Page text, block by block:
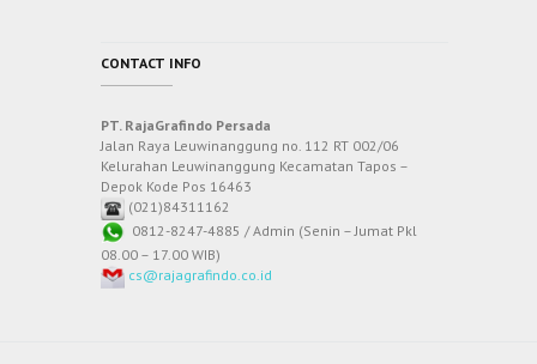
CONTACT INFO
PT. RajaGrafindo Persada
Jalan Raya Leuwinanggung no. 112 RT 002/06
Kelurahan Leuwinanggung Kecamatan Tapos –
Depok Kode Pos 16463
(021)84311162
0812-8247-4885 / Admin (Senin – Jumat Pkl
08.00 – 17.00 WIB)
cs@rajagrafindo.co.id